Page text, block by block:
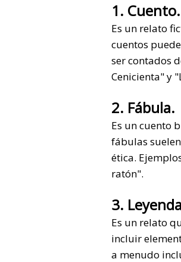
1. Cuento.
Es un relato
cuentos
ser contados
Cenicienta" y
2. Fábula.
Es un cuento
fábulas
ética.
ratón".
3.
Es un relato
incluir
a menudo